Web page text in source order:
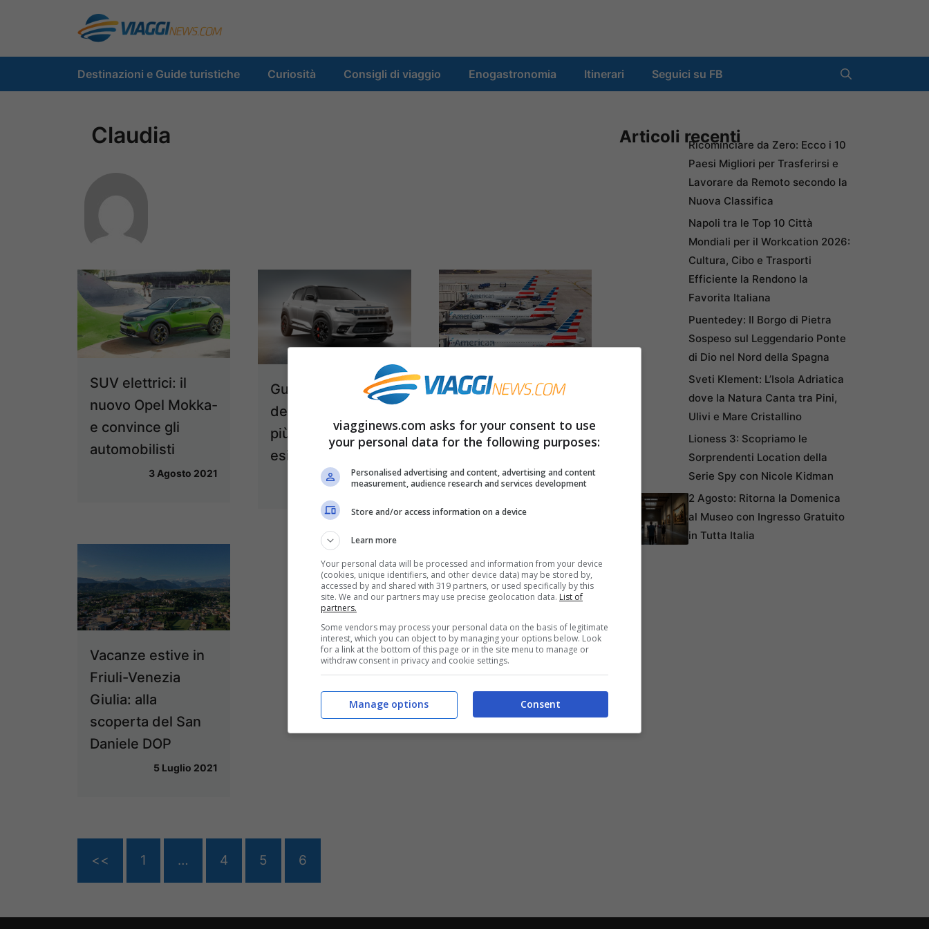
contenuto
Destinazioni e Guide turistiche Curiosità Consigli di viaggio Enogastronomia Itinerari Seguici su FB
Claudia
SUV elettrici: il
nuovo Opel Mokka-
e convince gli
automobilisti
3 Agosto 2021
Guida alla scelta
del modello di auto
più adatto alle tue
esigenze
20 Luglio 2021
Viaggio negli USA?
Per i turisti niente
più visto, basta
13 Luglio 2021
Vacanze estive in
Friuli-Venezia
Giulia: alla
scoperta del San
Daniele DOP
5 Luglio 2021
<< 1 … 4 5 6
Articoli recentiRicominciare da Zero: Ecco i 10
Paesi Migliori per Trasferirsi e
Lavorare da Remoto secondo la
Nuova Classifica
Napoli tra le Top 10 Città
Mondiali per il Workcation 2026:
Cultura, Cibo e Trasporti
Efficiente la Rendono la
Favorita Italiana
Puentedey: Il Borgo di Pietra
Sospeso sul Leggendario Ponte
di Dio nel Nord della Spagna
Sveti Klement: L’Isola Adriatica
dove la Natura Canta tra Pini,
Ulivi e Mare Cristallino
Lioness 3: Scopriamo le
Sorprendenti Location della
Serie Spy con Nicole Kidman
2 Agosto: Ritorna la Domenica
al Museo con Ingresso Gratuito
in Tutta Italia
viagginews.com asks for your consent to use
your personal data for the following purposes:
Personalised advertising and content, advertising and content
measurement, audience research and services development
Store and/or access information on a device
Learn more
Your personal data will be processed and information from your device
(cookies, unique identifiers, and other device data) may be stored by,
accessed by and shared with 319 partners, or used specifically by this
site. We and our partners may use precise geolocation data. List of
partners.
Some vendors may process your personal data on the basis of legitimate
interest, which you can object to by managing your options below. Look
for a link at the bottom of this page or in the site menu to manage or
withdraw consent in privacy and cookie settings.
Consent
Manage options